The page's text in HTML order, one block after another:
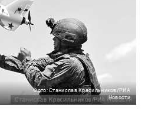
Фото: Станислав Красильников/РИА
Новости